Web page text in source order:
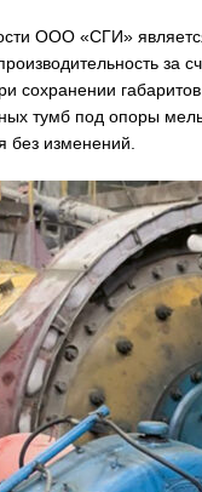
ООО «СГИ»
сохранении
тумб под опоры
без изменений.